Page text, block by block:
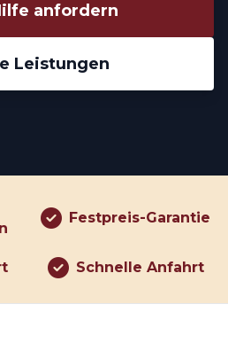
anfordern
Leistungen
Festpreis-Garantie
Schnelle Anfahrt